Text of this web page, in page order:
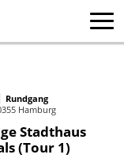
Rundgang
Hamburg
Stadthaus
(Tour 1)